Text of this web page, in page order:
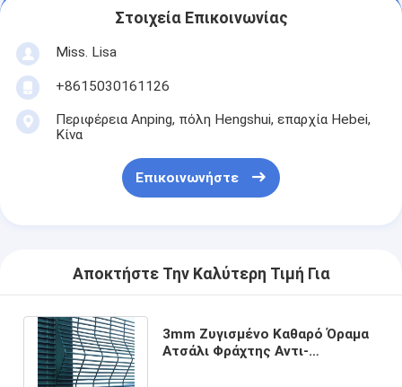
Στοιχεία Επικοινωνίας
Miss. Lisa
+8615030161126
Περιφέρεια Anping, πόλη Hengshui, επαρχία Hebei,
Κίνα
Επικοινωνήστε
Αποκτήστε Την Καλύτερη Τιμή Για
3mm Ζυγισμένο Καθαρό Όραμα
Ατσάλι Φράχτης Αντι-